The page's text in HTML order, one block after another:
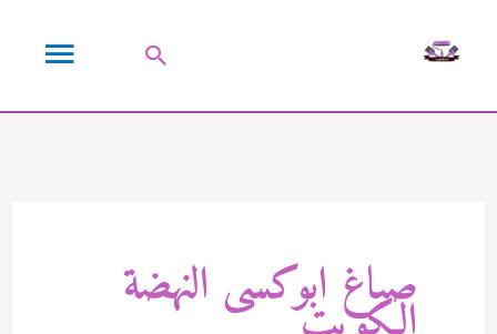
القائمة
البحث
صباغ ابوكسى النهضة